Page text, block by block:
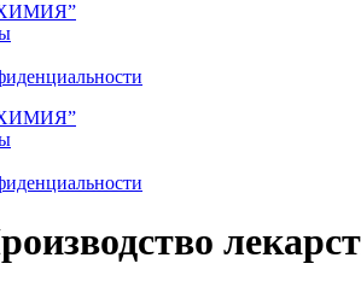
ХИМИЯ”
ХИМИЯ”